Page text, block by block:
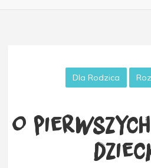
Dla Rodzica
O